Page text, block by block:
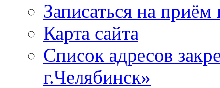
Записаться на приём
Карта сайта
Список адресов
г.Челябинск»